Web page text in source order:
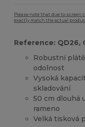
Please note that due to screen
exactly match the actual
Reference: QD26,
Robustní
odolnost
Vysoká
skladování
50 cm dlouhá
rameno
Velká tisková